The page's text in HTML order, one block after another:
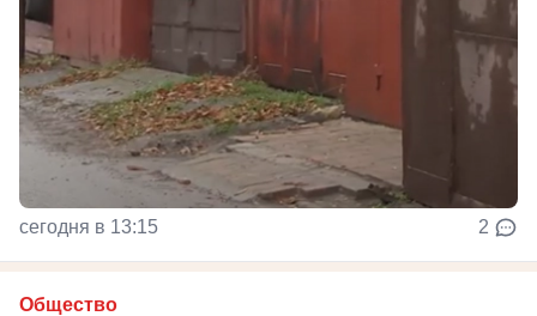
сегодня в 13:15 2
Общество